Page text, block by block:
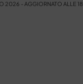
2026 - AGGIORNATO ALLE